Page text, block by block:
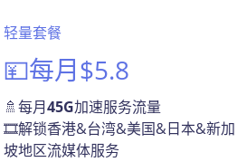
轻量套餐
💴每月$5.8
🚿每月45G加速服务流量
🎞️解锁香港&台湾&美国&日本&新加
坡地区流媒体服务